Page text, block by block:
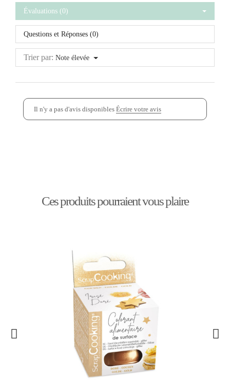
Évaluations (0)
Questions et Réponses (0)
Trier par: Note élevée
Il n'y a pas d'avis disponibles Écrire votre avis
Ces produits pourraient vous plaire